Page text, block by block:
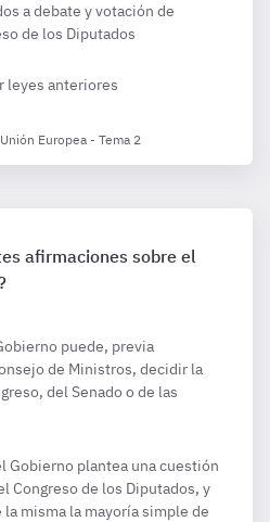
a debate y votación de
de los Diputados
leyes anteriores
Europea - Tema 2
afirmaciones sobre el
puede, previa
de Ministros, decidir la
del Senado o de las
Gobierno plantea una cuestión
Congreso de los Diputados, y
la misma la mayoría simple de